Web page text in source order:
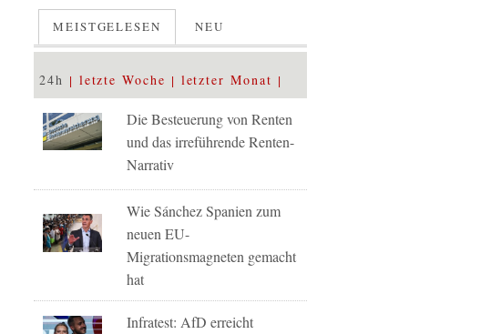
MEISTGELESEN NEU
24h letzte Woche letzter Monat
Die Besteuerung von Renten
und das irreführende Renten-
Narrativ
Wie Sánchez Spanien zum
neuen EU-
Migrationsmagneten gemacht
hat
Infratest: AfD erreicht